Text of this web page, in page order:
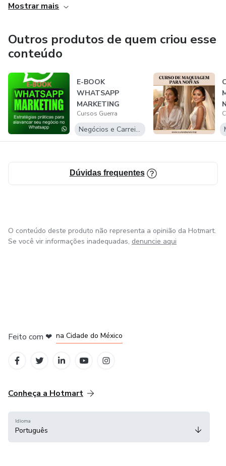
alcançarem seus objetivos através do acesso a cursos
Seja aprimorando habilidades, descobrindo novas paixões
ou desenvolvendo carreiras, Paulo está à frente na missão
de impulsionar o aprendizado e o crescimento pessoal no
ambiente digital.
Mostrar mais
Outros produtos de quem criou esse
conteúdo
E-BOOK
WHATSAPP
MARKETING
Cursos Guerra
Negócios e Carreira
Dúvidas frequentes
O conteúdo deste produto não representa a opinião da Hotmart.
Se você vir informações inadequadas, denuncie aqui
Feito com ❤ na Cidade do México
Conheça a Hotmart
Idioma
Português